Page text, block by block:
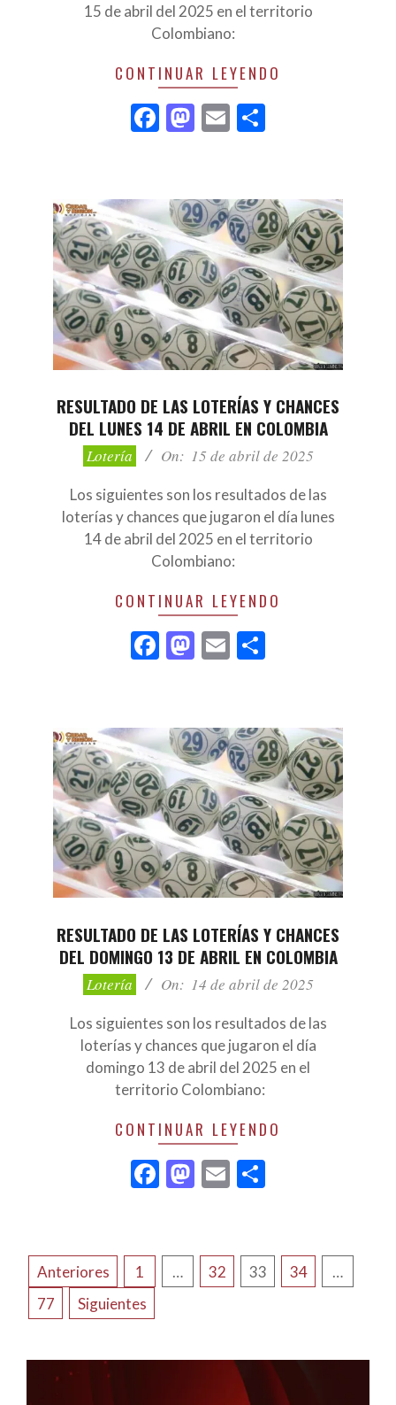
15 de abril del 2025 en el territorio
Colombiano:
CONTINUAR LEYENDO
Facebook
Mastodon
Email
RESULTADO DE LAS LOTERÍAS Y CHANCES
DEL LUNES 14 DE ABRIL EN COLOMBIA
2025-Lotería On: 15 de abril de 2025
Los siguientes son los resultados de las
loterías y chances que jugaron el día lunes
14 de abril del 2025 en el territorio
Colombiano:
CONTINUAR LEYENDO
Facebook
Mastodon
Email
RESULTADO DE LAS LOTERÍAS Y CHANCES
DEL DOMINGO 13 DE ABRIL EN COLOMBIA
2025-Lotería On: 14 de abril de 2025
Los siguientes son los resultados de las
loterías y chances que jugaron el día
domingo 13 de abril del 2025 en el
territorio Colombiano:
CONTINUAR LEYENDO
Facebook
Mastodon
Email
NAVEGACIÓN
DE
ENTRADAS
Anteriores 1 … 32 33 34
…
77
Siguientes